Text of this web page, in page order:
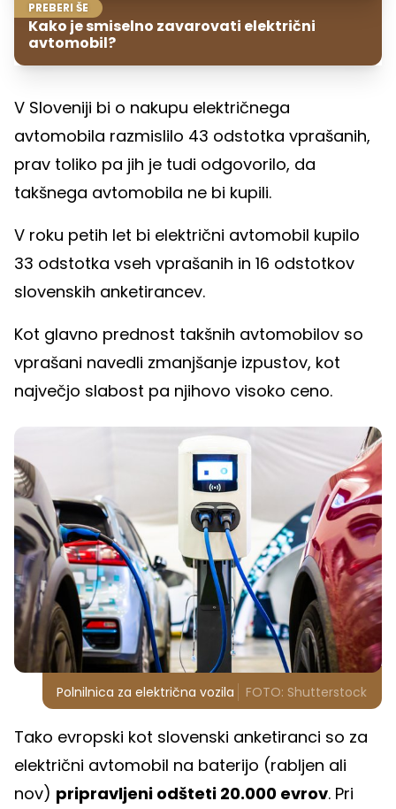
PREBERI ŠE
Kako je smiselno zavarovati električni
avtomobil?
V Sloveniji bi o nakupu električnega
avtomobila razmislilo 43 odstotka vprašanih,
prav toliko pa jih je tudi odgovorilo, da
takšnega avtomobila ne bi kupili.
V roku petih let bi električni avtomobil kupilo
33 odstotka vseh vprašanih in 16 odstotkov
slovenskih anketirancev.
Kot glavno prednost takšnih avtomobilov so
vprašani navedli zmanjšanje izpustov, kot
največjo slabost pa njihovo visoko ceno.
Polnilnica za električna vozila FOTO: Shutterstock
Tako evropski kot slovenski anketiranci so za
električni avtomobil na baterijo (rabljen ali
nov) pripravljeni odšteti 20.000 evrov. Pri